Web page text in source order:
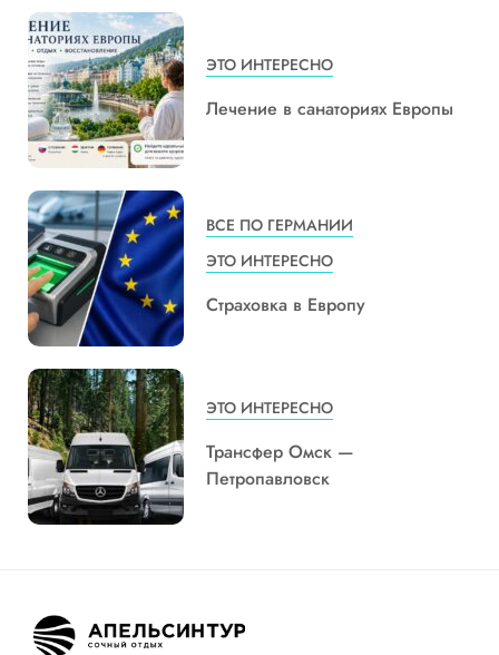
ЭТО ИНТЕРЕСНО
Лечение в санаториях Европы
ВСЕ ПО ГЕРМАНИИ
ЭТО ИНТЕРЕСНО
Страховка в Европу
ЭТО ИНТЕРЕСНО
Трансфер Омск —
Петропавловск